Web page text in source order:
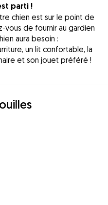
parti !
chien est sur le point de
vous de fournir au gardien
aura besoin :
un lit confortable, la
et son jouet préféré !